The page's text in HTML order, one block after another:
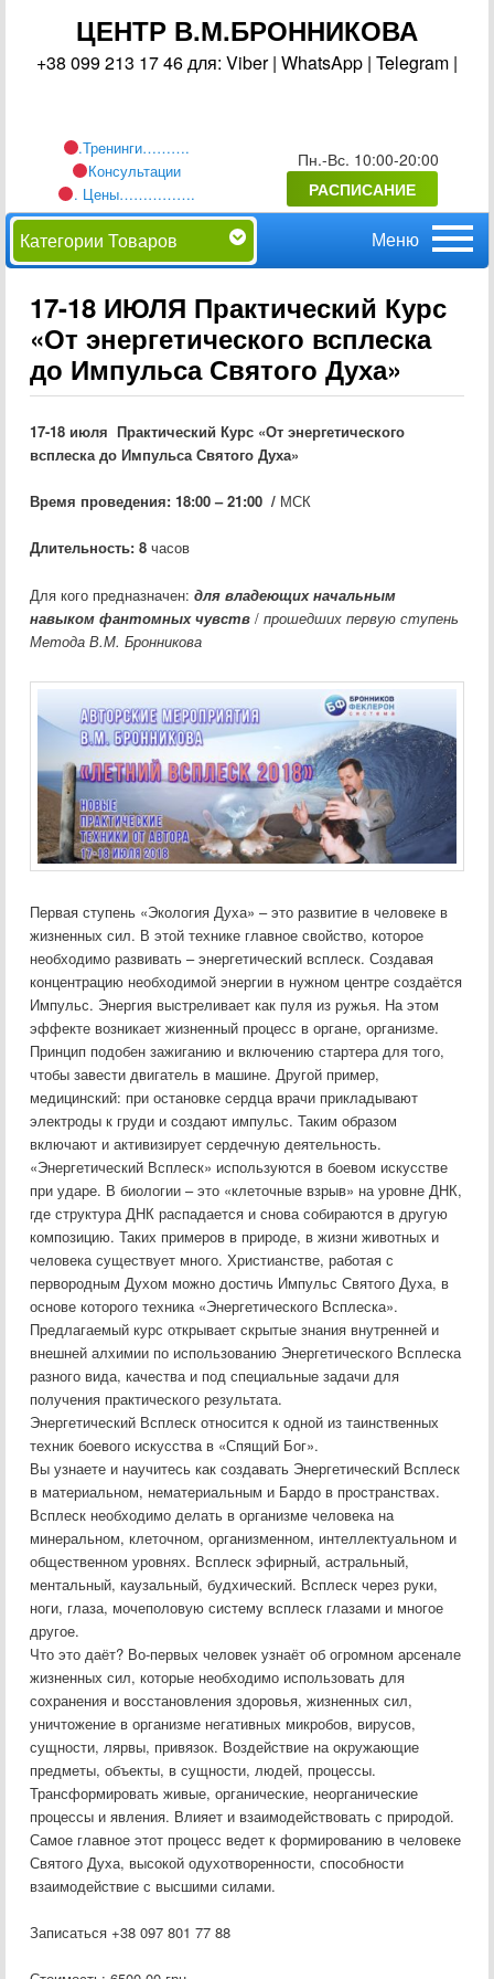
ЦЕНТР В.М.БРОННИКОВА
+38 099 213 17 46 для: Viber | WhatsApp | Telegram |
.Тренинги……….
Консультации
. Цены…………….
Пн.-Вс. 10:00-20:00
РАСПИСАНИЕ
Категории Товаров
Главное
меню
Перейти
основному
содержимому
17-18 ИЮЛЯ Практический Курс
«От энергетического всплеска
до Импульса Святого Духа»
17-18 июля Практический Курс «От энергетического
всплеска до Импульса Святого Духа»
Время проведения: 18:00 – 21:00/МСК
Длительность:8часов
Для кого предназначен: для владеющих начальным
навыком фантомных чувств/ прошедших первую ступень
Метода В.М. Бронникова
Первая ступень «Экология Духа» – это развитие в человеке в
жизненных сил. В этой технике главное свойство, которое
необходимо развивать – энергетический всплеск. Создавая
концентрацию необходимой энергии в нужном центре создаётся
Импульс. Энергия выстреливает как пуля из ружья. На этом
эффекте возникает жизненный процесс в органе, организме.
Принцип подобен зажиганию и включению стартера для того,
чтобы завести двигатель в машине. Другой пример,
медицинский: при остановке сердца врачи прикладывают
электроды к груди и создают импульс. Таким образом
включают и активизирует сердечную деятельность.
«Энергетический Всплеск» используются в боевом искусстве
при ударе. В биологии – это «клеточные взрыв» на уровне ДНК,
где структура ДНК распадается и снова собираются в другую
композицию. Таких примеров в природе, в жизни животных и
человека существует много. Христианстве, работая с
первородным Духом можно достичь Импульс Святого Духа, в
основе которого техника «Энергетического Всплеска».
Предлагаемый курс открывает скрытые знания внутренней и
внешней алхимии по использованию Энергетического Всплеска
разного вида, качества и под специальные задачи для
получения практического результата.
Энергетический Всплеск относится к одной из таинственных
техник боевого искусства в «Спящий Бог».
Вы узнаете и научитесь как создавать Энергетический Всплеск
в материальном, нематериальным и Бардо в пространствах.
Всплеск необходимо делать в организме человека на
минеральном, клеточном, организменном, интеллектуальном и
общественном уровнях. Всплеск эфирный, астральный,
ментальный, каузальный, будхический. Всплеск через руки,
ноги, глаза, мочеполовую систему всплеск глазами и многое
другое.
Что это даёт? Во-первых человек узнаёт об огромном арсенале
жизненных сил, которые необходимо использовать для
сохранения и восстановления здоровья, жизненных сил,
уничтожение в организме негативных микробов, вирусов,
сущности, лярвы, привязок. Воздействие на окружающие
предметы, объекты, в сущности, людей, процессы.
Трансформировать живые, органические, неорганические
процессы и явления. Влияет и взаимодействовать с природой.
Самое главное этот процесс ведет к формированию в человеке
Святого Духа, высокой одухотворенности, способности
взаимодействие с высшими силами.
Записаться +38 097 801 77 88